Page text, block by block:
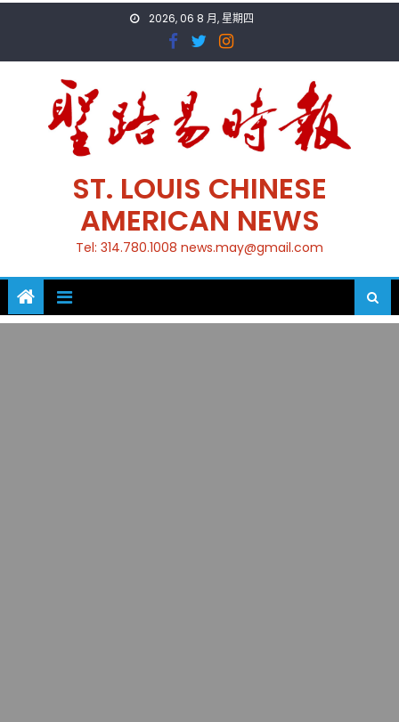
2026, 06 8 月, 星期四
ST. LOUIS CHINESE
AMERICAN NEWS
Tel: 314.780.1008 news.may@gmail.com